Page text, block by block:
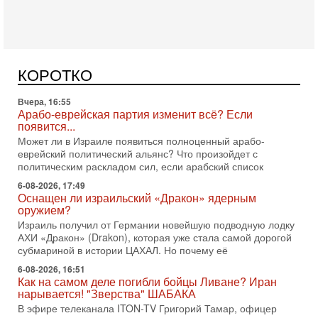
КОРОТКО
политическим раскладом сил, если арабский список
6-08-2026, 17:49
Оснащен ли израильский «Дракон» ядерным
оружием?
Израиль получил от Германии новейшую подводную лодку
АХИ «Дракон» (Drakon), которая уже стала самой дорогой
субмариной в истории ЦАХАЛ. Но почему её
6-08-2026, 16:51
Как на самом деле погибли бойцы Ливане? Иран
нарывается! "Зверства" ШАБАКА
В эфире телеканала ITON-TV Григорий Тамар, офицер
ЦАХАЛа в отставке, писатель, журналист, военный историк.
Ведет программу Александр Гур-Арье.
6-08-2026, 08:20
«Дракон» усилил ВМС Израиля - НОВОСТИ
06/08/2026
Германия передала Израилю новейшую подводную лодку